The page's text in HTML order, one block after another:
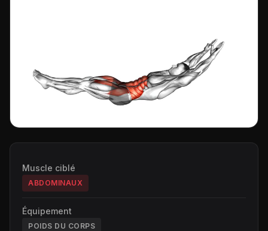
Muscle ciblé
ABDOMINAUX
Équipement
POIDS DU CORPS